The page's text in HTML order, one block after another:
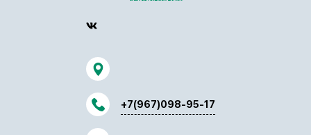
+7(967)098-95-17